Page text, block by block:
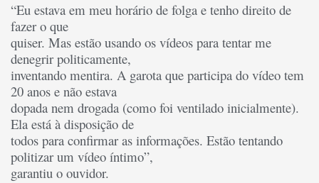
“Eu estava em meu horário de folga e tenho direito de
fazer o que
quiser. Mas estão usando os vídeos para tentar me
denegrir politicamente,
inventando mentira. A garota que participa do vídeo tem
20 anos e não estava
dopada nem drogada (como foi ventilado inicialmente).
Ela está à disposição de
todos para confirmar as informações. Estão tentando
politizar um vídeo íntimo”,
garantiu o ouvidor.